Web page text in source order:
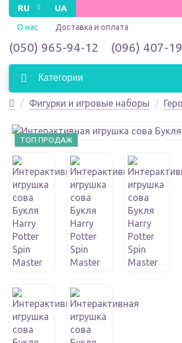
RU UA
О нас Доставка и оплата
(050) 965-94-12 (096) 407-
Категории
Фигурки и игровые наборы
ТОП ПРОДАЖ